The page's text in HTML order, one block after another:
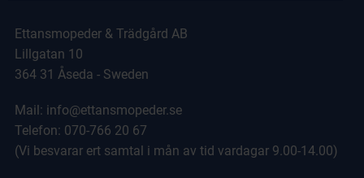
Ettansmopeder & Trädgård AB
Lillgatan 10
364 31 Åseda - Sweden
Mail: info@ettansmopeder.se
Telefon: 070-766 20 67
(Vi besvarar ert samtal i mån av tid vardagar 9.00-14.00)